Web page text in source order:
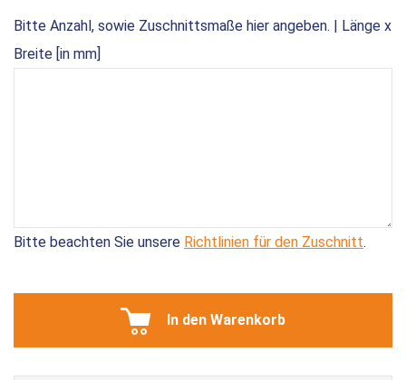
Bitte Anzahl, sowie Zuschnittsmaße hier angeben. | Länge x
Breite [in mm]
Bitte beachten Sie unsere Richtlinien für den Zuschnitt.
In den Warenkorb